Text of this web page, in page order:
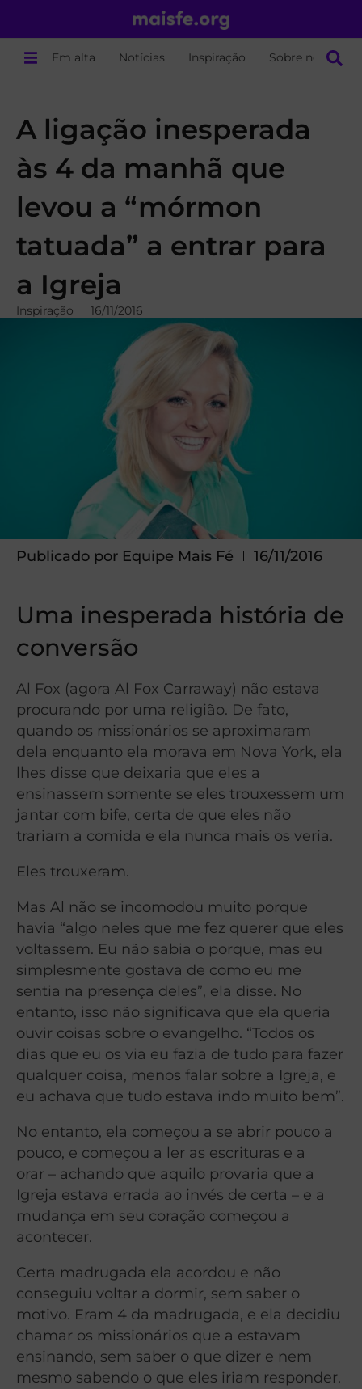
Em alta Notícias Inspiração Sobre nós
A ligação inesperada
às 4 da manhã que
levou a “mórmon
tatuada” a entrar para
a Igreja
Inspiração 16/11/2016
Publicado por Equipe Mais Fé 16/11/2016
Uma inesperada história de
conversão
Al Fox (agora Al Fox Carraway) não estava
procurando por uma religião. De fato,
quando os missionários se aproximaram
dela enquanto ela morava em Nova York, ela
lhes disse que deixaria que eles a
ensinassem somente se eles trouxessem um
jantar com bife, certa de que eles não
trariam a comida e ela nunca mais os veria.
Eles trouxeram.
Mas Al não se incomodou muito porque
havia “algo neles que me fez querer que eles
voltassem. Eu não sabia o porque, mas eu
simplesmente gostava de como eu me
sentia na presença deles”, ela disse. No
entanto, isso não significava que ela queria
ouvir coisas sobre o evangelho. “Todos os
dias que eu os via eu fazia de tudo para fazer
qualquer coisa, menos falar sobre a Igreja, e
eu achava que tudo estava indo muito bem”.
No entanto, ela começou a se abrir pouco a
pouco, e começou a ler as escrituras e a
orar – achando que aquilo provaria que a
Igreja estava errada ao invés de certa – e a
mudança em seu coração começou a
acontecer.
Certa madrugada ela acordou e não
conseguiu voltar a dormir, sem saber o
motivo. Eram 4 da madrugada, e ela decidiu
chamar os missionários que a estavam
ensinando, sem saber o que dizer e nem
mesmo sabendo o que eles iriam responder.